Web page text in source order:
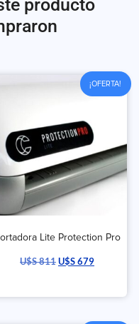
producto
¡OFERTA!
Lite Protection Pro
U$S811U$S679